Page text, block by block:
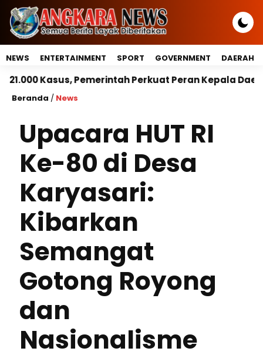
NEWS ENTERTAINMENT SPORT GOVERNMENT DAERAH
Perkuat Peran Kepala Daerah Untuk
Beranda / News
Upacara HUT RI
Ke-80 di Desa
Karyasari:
Kibarkan
Semangat
Gotong Royong
dan
Nasionalisme